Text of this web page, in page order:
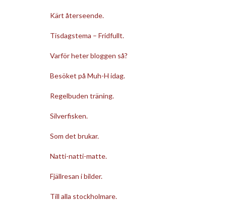
Kärt återseende.
Tisdagstema – Fridfullt.
Varför heter bloggen så?
Besöket på Muh-H idag.
Regelbuden träning.
Silverfisken.
Som det brukar.
Natti-natti-matte.
Fjällresan i bilder.
Till alla stockholmare.